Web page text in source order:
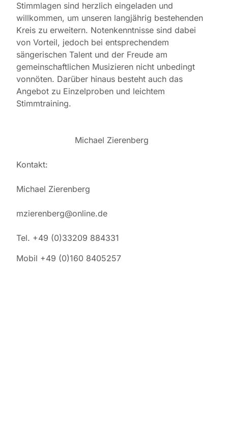
Stimmlagen sind herzlich eingeladen und
willkommen, um unseren langjährig bestehenden
Kreis zu erweitern. Notenkenntnisse sind dabei
von Vorteil, jedoch bei entsprechendem
sängerischen Talent und der Freude am
gemeinschaftlichen Musizieren nicht unbedingt
vonnöten. Darüber hinaus besteht auch das
Angebot zu Einzelproben und leichtem
Stimmtraining.
Michael Zierenberg
Kontakt:
Michael Zierenberg
mzierenberg@online.de
Tel. +49 (0)33209 884331
Mobil +49 (0)160 8405257